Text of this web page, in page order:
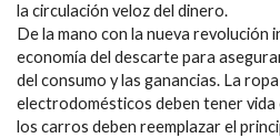
la circulación veloz del dinero.
De la mano con la nueva revolución
economía del descarte para
del consumo y las ganancias. La
electrodomésticos deben tener
los carros deben reemplazar el